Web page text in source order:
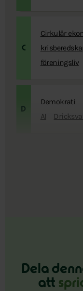
C
Cirkulär
föreningsliv
D
Demokrati
AI
Dela
att